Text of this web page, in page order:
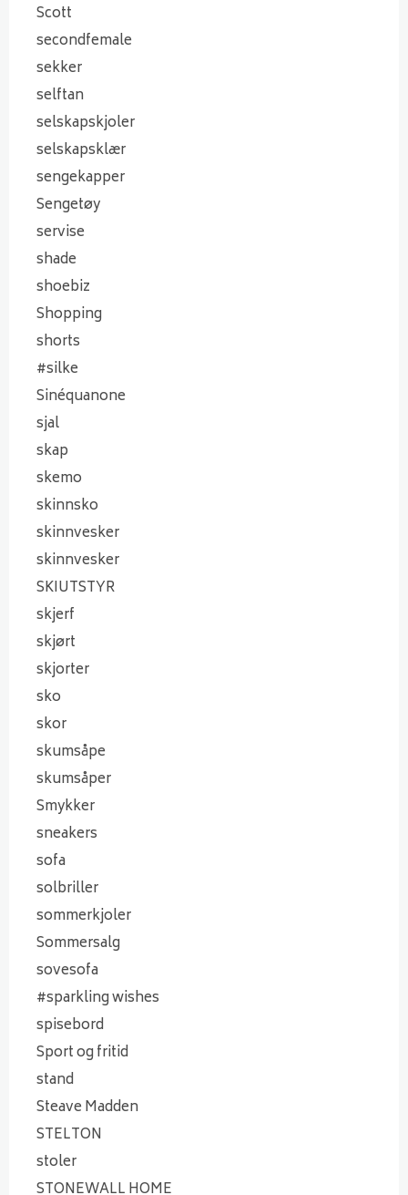
Scott
secondfemale
sekker
selftan
selskapskjoler
selskapsklær
sengekapper
Sengetøy
servise
shade
shoebiz
Shopping
shorts
#silke
Sinéquanone
sjal
skap
skemo
skinnsko
skinnvesker
skinnvesker
SKIUTSTYR
skjerf
skjørt
skjorter
sko
skor
skumsåpe
skumsåper
Smykker
sneakers
sofa
solbriller
sommerkjoler
Sommersalg
sovesofa
#sparkling wishes
spisebord
Sport og fritid
stand
Steave Madden
STELTON
stoler
STONEWALL HOME